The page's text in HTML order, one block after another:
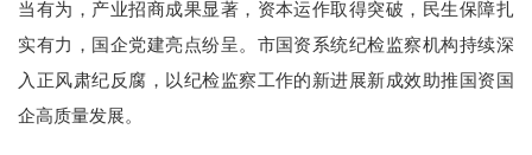
当有为，产业招商成果显著，资本运作取得突破，民生保障扎
实有力，国企党建亮点纷呈。市国资系统纪检监察机构持续深
入正风肃纪反腐，以纪检监察工作的新进展新成效助推国资国
企高质量发展。